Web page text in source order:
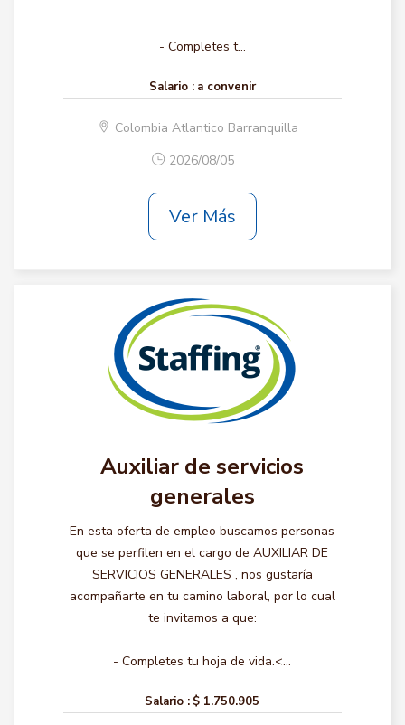
- Completes t...
Salario : a convenir
Colombia Atlantico Barranquilla
2026/08/05
Ver Más
Auxiliar de servicios
generales
En esta oferta de empleo buscamos personas
que se perfilen en el cargo de AUXILIAR DE
SERVICIOS GENERALES , nos gustaría
acompañarte en tu camino laboral, por lo cual
te invitamos a que:
- Completes tu hoja de vida.<...
Salario : $ 1.750.905